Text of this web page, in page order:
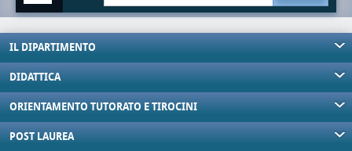
IL DIPARTIMENTO
DIDATTICA
ORIENTAMENTO TUTORATO E TIROCINI
POST LAUREA